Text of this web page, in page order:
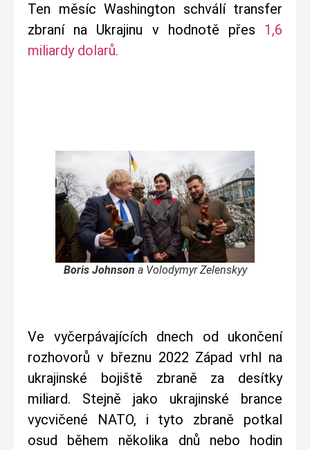
Ten měsíc Washington schválí transfer
zbraní na Ukrajinu v hodnotě přes 1,6
miliardy dolarů.
Boris Johnson a Volodymyr Zelenskyy
Ve vyčerpávajících dnech od ukončení
rozhovorů v březnu 2022 Západ vrhl na
ukrajinské bojiště zbraně za desítky
miliard. Stejně jako ukrajinské brance
vycvičené NATO, i tyto zbraně potkal
osud během několika dnů nebo hodin